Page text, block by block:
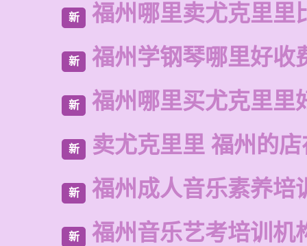
新 福州哪里卖尤克里里
新 福州学钢琴哪里好收
新 福州哪里买尤克里里
新 卖尤克里里 福州的
新 福州成人音乐素养培
新 福州音乐艺考培训机